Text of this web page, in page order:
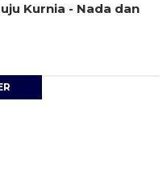
Kurnia - Nada dan